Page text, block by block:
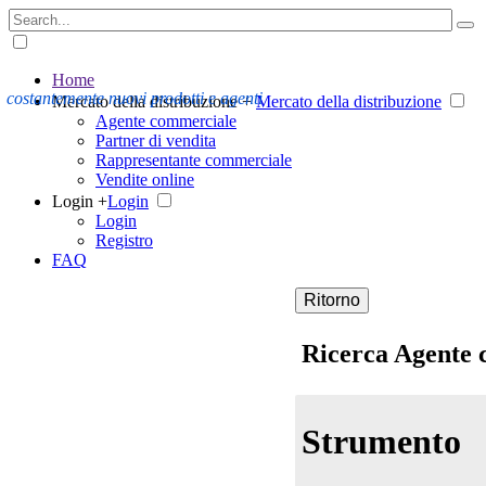
costantemente nuovi prodotti e agenti
Home
Mercato della distribuzione + Mercato della distribuzione
Agente commerciale
Partner di vendita
Rappresentante commerciale
Vendite online
Login +Login
Login
Registro
FAQ
Ritorno
Ricerca Agente
Strumento